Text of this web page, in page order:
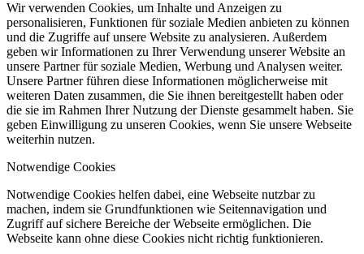
Wir verwenden Cookies, um Inhalte und Anzeigen zu
personalisieren, Funktionen für soziale Medien anbieten zu können
und die Zugriffe auf unsere Website zu analysieren. Außerdem
geben wir Informationen zu Ihrer Verwendung unserer Website an
unsere Partner für soziale Medien, Werbung und Analysen weiter.
Unsere Partner führen diese Informationen möglicherweise mit
weiteren Daten zusammen, die Sie ihnen bereitgestellt haben oder
die sie im Rahmen Ihrer Nutzung der Dienste gesammelt haben. Sie
geben Einwilligung zu unseren Cookies, wenn Sie unsere Webseite
weiterhin nutzen.
Notwendige Cookies
Notwendige Cookies helfen dabei, eine Webseite nutzbar zu
machen, indem sie Grundfunktionen wie Seitennavigation und
Zugriff auf sichere Bereiche der Webseite ermöglichen. Die
Webseite kann ohne diese Cookies nicht richtig funktionieren.